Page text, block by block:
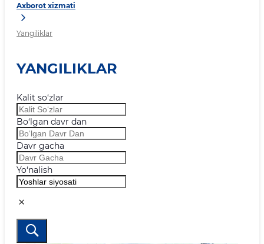
Axborot xizmati
Yangiliklar
YANGILIKLAR
Kalit so‘zlar
Bo‘lgan davr dan
Davr gacha
Yo‘nalish